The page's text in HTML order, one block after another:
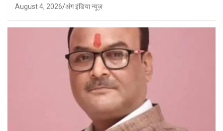
August 4, 2026 अंग इंडिया न्यूज़